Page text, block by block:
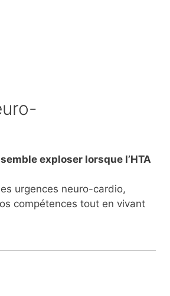
exploser lorsque l’HTA
urgences neuro-cardio,
compétences tout en vivant